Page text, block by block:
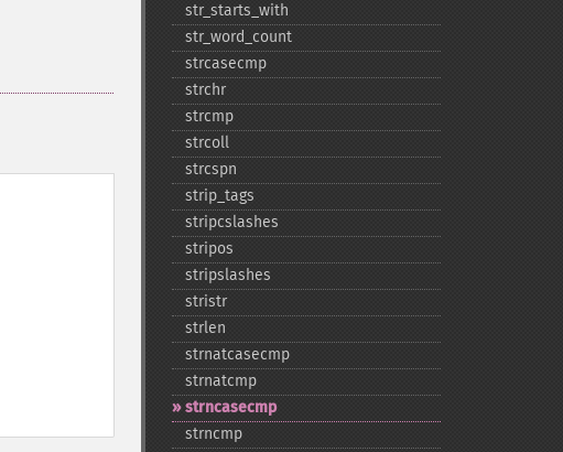
str_​starts_​with
str_​word_​count
strcasecmp
strchr
strcmp
strcoll
strcspn
strip_​tags
stripcslashes
stripos
stripslashes
stristr
strlen
strnatcasecmp
strnatcmp
strncasecmp
strncmp